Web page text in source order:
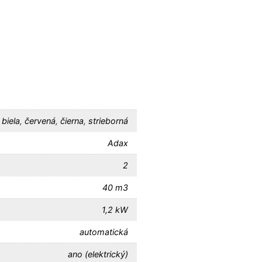
biela, červená, čierna, strieborná
Adax
2
40 m3
1,2 kW
automatická
ano (elektrický)